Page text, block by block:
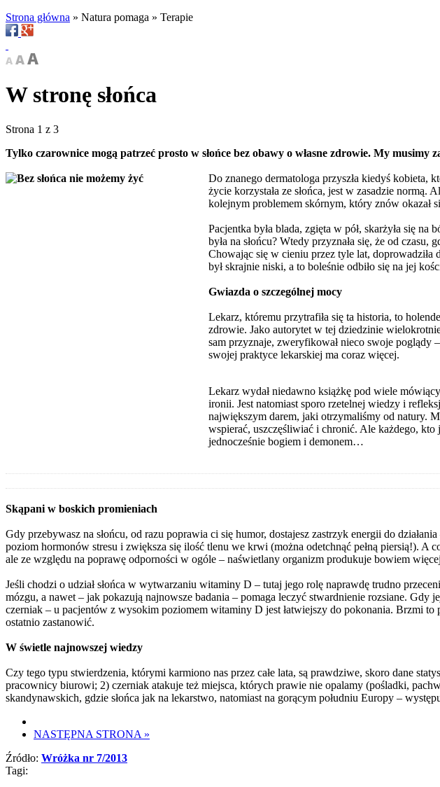
Strona główna » Natura pomaga » Terapie
W stronę słońca
Strona 1 z 3
Tylko czarownice mogą patrzeć prosto w słońce bez obawy o własne zdrowie. My musimy
Do znanego dermatologa przyszła kiedyś kobieta,
życie korzystała ze słońca, jest w zasadzie normą.
kolejnym problemem skórnym, który znów okazał
Pacjentka była blada, zgięta w pół, skarżyła się
była na słońcu? Wtedy przyznała się, że od
Chowając się w cieniu przez tyle lat,
był skrajnie niski, a to boleśnie odbiło się na jej
Gwiazda o szczególnej mocy
Lekarz, któremu przytrafiła się ta historia, to
zdrowie. Jako autorytet w tej dziedzinie
sam przyznaje, zweryfikował nieco swoje
swojej praktyce lekarskiej ma coraz więcej.
Lekarz wydał niedawno książkę pod wiele
ironii. Jest natomiast sporo rzetelnej wiedzy i
największym darem, jaki otrzymaliśmy od natury.
wspierać, uszczęśliwiać i chronić. Ale każdego, kto
jednocześnie bogiem i demonem…
Skąpani w boskich promieniach
Gdy przebywasz na słońcu, od razu poprawia ci się humor, dostajesz zastrzyk energii do
poziom hormonów stresu i zwiększa się ilość tlenu we krwi (można odetchnąć pełną piersią!).
ale ze względu na poprawę odporności w ogóle – naświetlany organizm produkuje bowiem
Jeśli chodzi o udział słońca w wytwarzaniu witaminy D – tutaj jego rolę naprawdę trudno
mózgu, a nawet – jak pokazują najnowsze badania – pomaga leczyć stwardnienie rozsiane.
czerniak – u pacjentów z wysokim poziomem witaminy D jest łatwiejszy do pokonania. Brzmi to
ostatnio zastanowić.
W świetle najnowszej wiedzy
Czy tego typu stwierdzenia, którymi karmiono nas przez całe lata, są prawdziwe, skoro dane
pracownicy biurowi; 2) czerniak atakuje też miejsca, których prawie nie opalamy (pośladki,
skandynawskich, gdzie słońca jak na lekarstwo, natomiast na gorącym południu Europy –
NASTĘPNA STRONA »
Źródło: Wróżka nr 7/2013
Tagi: